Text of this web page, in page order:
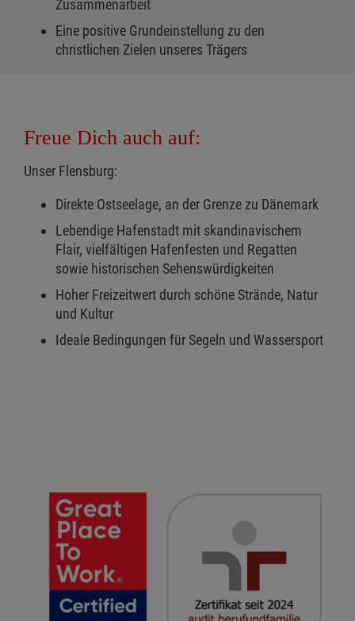
Zusammenarbeit
Eine positive Grundeinstellung zu den
christlichen Zielen unseres Trägers
Freue Dich auch auf:
Unser Flensburg:
Direkte Ostseelage, an der Grenze zu Dänemark
Lebendige Hafenstadt mit skandinavischem
Flair, vielfältigen Hafenfesten und Regatten
sowie historischen Sehenswürdigkeiten
Hoher Freizeitwert durch schöne Strände, Natur
und Kultur
Ideale Bedingungen für Segeln und Wassersport